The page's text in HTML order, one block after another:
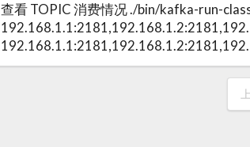
查看 TOPIC 消费情况 ./bin/kafka-run-